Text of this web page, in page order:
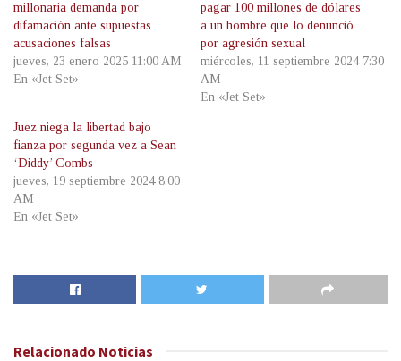
millonaria demanda por
difamación ante supuestas
acusaciones falsas
jueves, 23 enero 2025 11:00 AM
En «Jet Set»
pagar 100 millones de dólares
a un hombre que lo denunció
por agresión sexual
miércoles, 11 septiembre 2024 7:30
AM
En «Jet Set»
Juez niega la libertad bajo
fianza por segunda vez a Sean
‘Diddy’ Combs
jueves, 19 septiembre 2024 8:00
AM
En «Jet Set»
Relacionado Noticias